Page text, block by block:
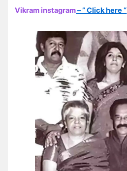
Vikram instagram– ” Click here “